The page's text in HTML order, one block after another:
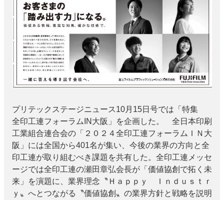
会社案内
購読・購入申し込み
サイトポリシー
お問い合わせ
プリテックステージニュース10月15日号では「特集
全印工連フォーラムIN大阪」を企画した。 全日本印刷
工業組合連合会の「２０２４全印工連フォーラムＩＮ大
阪」には全国から401名が集い、今後の業界の方向と全
印工連が取り組むべき課題を共有した。全印工連メッセ
ージでは全印工連の瀬田章弘会長が「価値協創で拓く未
来」を演題に、業界理念〝Ｈａｐｐｙ Ｉｎｄｕｓｔｒ
ｙ〟へとつながる〝価値協創〟の業界方針と戦略を説明